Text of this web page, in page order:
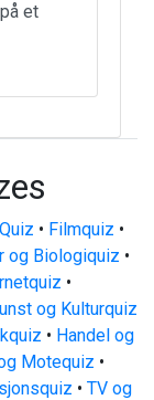
et
• Filmquiz •
og Biologiquiz •
•
og Kulturquiz
• Handel og
Motequiz •
• TV og